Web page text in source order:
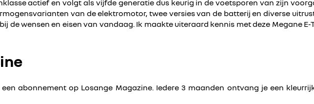
actief en volgt als vijfde generatie dus keurig in de voetsporen van zijn
van de elektromotor, twee versies van de batterij en diverse
de wensen en eisen van vandaag. Ik maakte uiteraard kennis met deze Megane
abonnement op Losange Magazine. Iedere 3 maanden ontvang je een